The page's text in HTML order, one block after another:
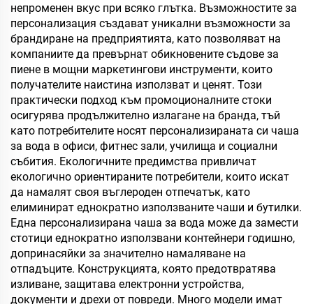
непроменен вкус при всяко глътка. Възможностите за
персонализация създават уникални възможности за
брандиране на предприятията, като позволяват на
компаниите да превърнат обикновените съдове за
пиене в мощни маркетингови инструменти, които
получателите наистина използват и ценят. Този
практически подход към промоционалните стоки
осигурява продължително излагане на бранда, тъй
като потребителите носят персонализираната си чаша
за вода в офиси, фитнес зали, училища и социални
събития. Екологичните предимства привличат
екологично ориентираните потребители, които искат
да намалят своя въглероден отпечатък, като
елиминират еднократно използваните чаши и бутилки.
Една персонализирана чаша за вода може да замести
стотици еднократно използвани контейнери годишно,
допринасяйки за значително намаляване на
отпадъците. Конструкцията, която предотвратява
изливане, защитава електронни устройства,
документи и дрехи от повреди. Много модели имат